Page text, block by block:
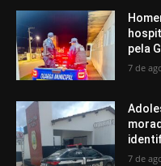
pela
7 de
7 de